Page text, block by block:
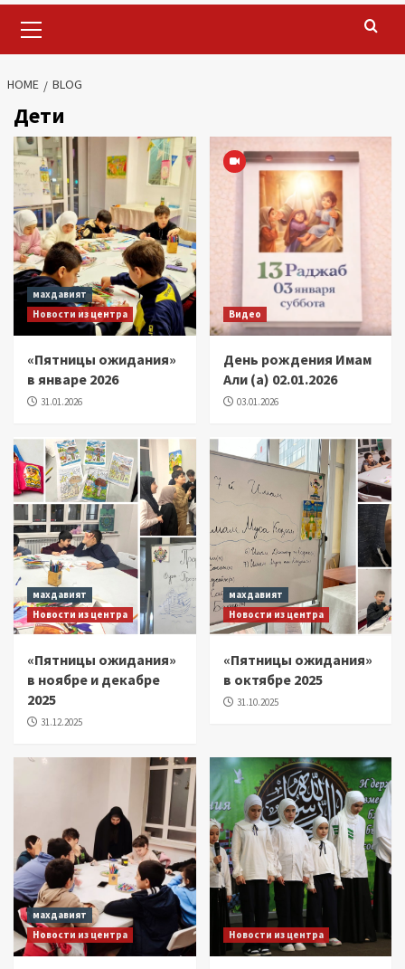
Menu
HOME BLOG
Дети
махдавият
Новости из центра
«Пятницы ожидания»
в январе 2026
31.01.2026
Видео
День рождения Имам
Али (а) 02.01.2026
03.01.2026
махдавият
Новости из центра
«Пятницы ожидания»
в ноябре и декабре
2025
31.12.2025
махдавият
Новости из центра
«Пятницы ожидания»
в октябре 2025
31.10.2025
махдавият
Новости из центра
Новости из центра